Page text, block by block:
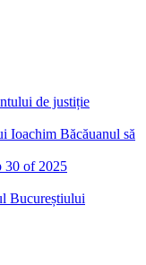
de justiție
Ioachim Băcăuanul să
of 2025
Bucureștiului